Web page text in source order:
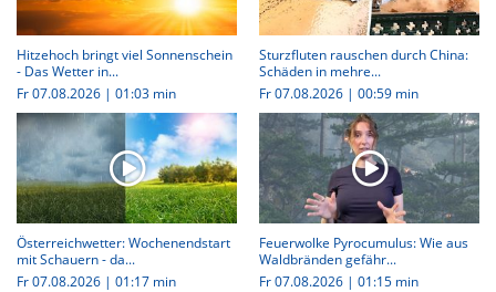
Hitzehoch bringt viel Sonnenschein
- Das Wetter in...
Fr 07.08.2026 | 01:03 min
Sturzfluten rauschen durch China:
Schäden in mehre...
Fr 07.08.2026 | 00:59 min
Österreichwetter: Wochenendstart
mit Schauern - da...
Fr 07.08.2026 | 01:17 min
Feuerwolke Pyrocumulus: Wie aus
Waldbränden gefähr...
Fr 07.08.2026 | 01:15 min